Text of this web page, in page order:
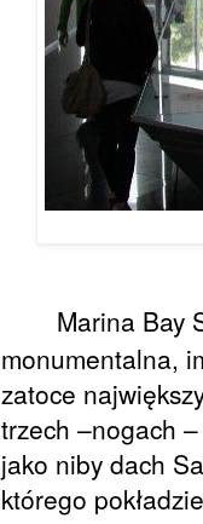
Marina Bay
monumentalna,
zatoce
trzech –nogach
jako niby dach
którego